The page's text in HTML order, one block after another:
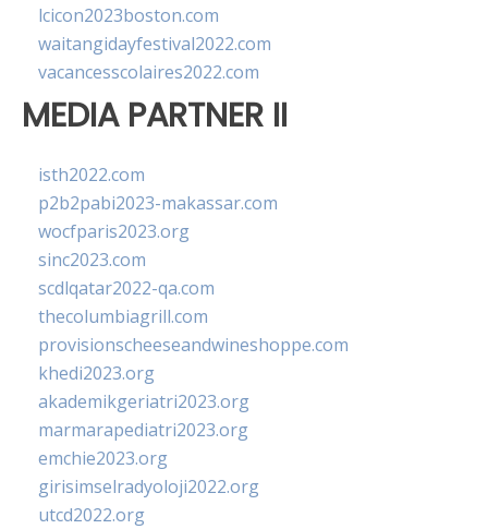
lcicon2023boston.com
waitangidayfestival2022.com
vacancesscolaires2022.com
MEDIA PARTNER II
isth2022.com
p2b2pabi2023-makassar.com
wocfparis2023.org
sinc2023.com
scdlqatar2022-qa.com
thecolumbiagrill.com
provisionscheeseandwineshoppe.com
khedi2023.org
akademikgeriatri2023.org
marmarapediatri2023.org
emchie2023.org
girisimselradyoloji2022.org
utcd2022.org